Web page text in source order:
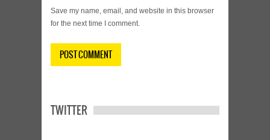
Save my name, email, and website in this browser
for the next time I comment.
TWITTER